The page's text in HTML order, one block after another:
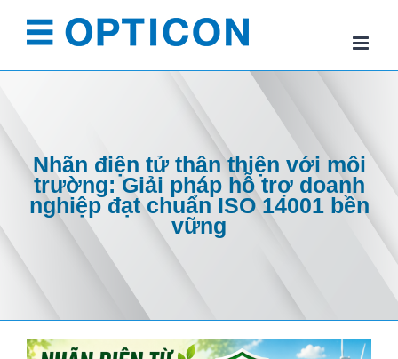
content
Nhãn điện tử thân thiện với môi
trường: Giải pháp hỗ trợ doanh
nghiệp đạt chuẩn ISO 14001 bền
vững